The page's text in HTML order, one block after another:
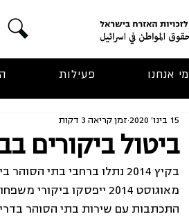
מי אנחנו פעילות
ביטול ביקורים
15 בינו׳ 2020 זמן קריאה 3 דקות
בקיץ 2014 נתלו ברחבי
מאוגוסט 2014 ייפסקו
התכתבות עם שירות בתי הסוהר